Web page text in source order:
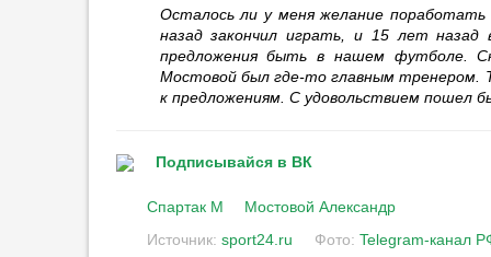
1
Мяч Марадоны «Рука Бога»
выставлен на аукцион за 10 млн
несколько лет возвращается на
23:26
1
Осталось ли у меня желание
назад закончил играть, и 15 лет
предложения быть в нашем футболе.
Мостовой был где-то главным тренером.
к предложениям. С удовольствием пошел
Подписывайся в ВК
Спартак М
Мостовой Александр
Источник: sport24.ru Фото: Telegram-канал